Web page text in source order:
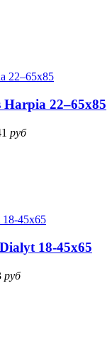
Harpia 22–65x85
руб
18-45x65
руб